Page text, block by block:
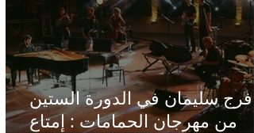
فرج سليمان في الدورة الستين
من مهرجان الحمامات : إمتاع